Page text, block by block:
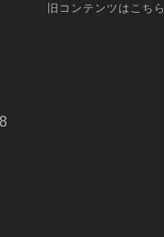
旧コンテンツはこちら